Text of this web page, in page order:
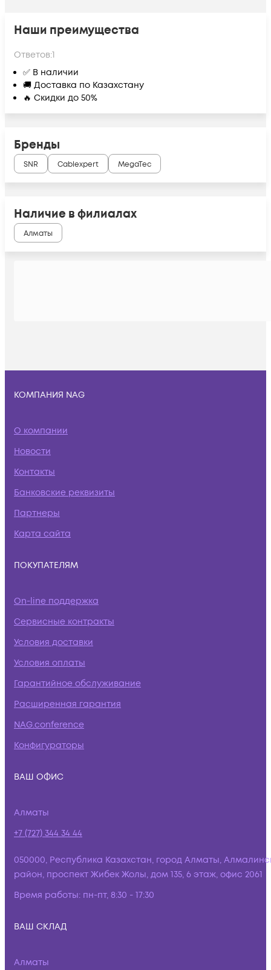
Наши преимущества
Ответов:1
✅ В наличии
🚚 Доставка по Казахстану
🔥 Скидки до 50%
Бренды
SNR Cablexpert MegaTec
Наличие в филиалах
Алматы
КОМПАНИЯ NAG
О компании
Новости
Контакты
Банковские реквизиты
Партнеры
Карта сайта
ПОКУПАТЕЛЯМ
On-line поддержка
Сервисные контракты
Условия доставки
Условия оплаты
Гарантийное обслуживание
Расширенная гарантия
NAG.conference
Конфигураторы
ВАШ ОФИС
Алматы
+7 (727) 344 34 44
050000, Республика Казахстан, город Алматы,
район, проспект Жибек Жолы, дом 135, 6 этаж, офис 2061
Время работы: пн-пт, 8:30 - 17:30
ВАШ СКЛАД
Алматы